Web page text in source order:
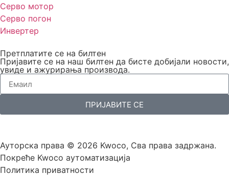
Серво мотор
Серво погон
Инвертер
Претплатите се на билтен
Пријавите се на наш билтен да бисте добијали новости,
увиде и ажурирања производа.
ПРИЈАВИТЕ СЕ
Ауторска права © 2026 Kwoco, Сва права задржана.
Покреће Kwoco аутоматизација
Политика приватности